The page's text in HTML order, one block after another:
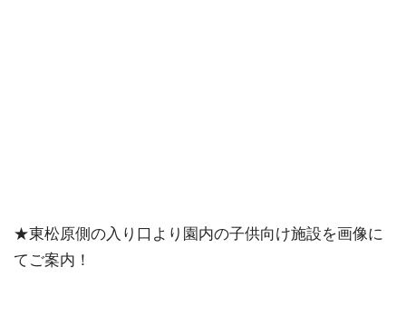
★東松原側の入り口より園内の子供向け施設を画像に
てご案内！